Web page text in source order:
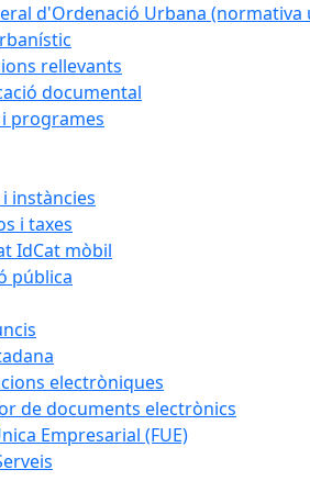
d'Ordenació Urbana (normativa
rellevants
documental
programes
instàncies
i taxes
IdCat mòbil
pública
electròniques
de documents electrònics
Empresarial (FUE)